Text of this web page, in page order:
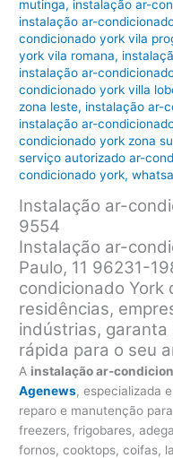
mutinga, instalação ar-
instalação ar-
condicionado york vila
york vila romana,
instalação ar-
condicionado york villa
zona leste, instalação ar-
instalação ar-
condicionado york zona
serviço autorizado ar-
condicionado york,
Instalação ar-
9554
Instalação ar-
Paulo, 11 96231-
condicionado York
residências,
indústrias, garanta
rápida para o seu
A instalação ar-
Agenews, especializada
reparo e manutenção
freezers, frigobares,
fornos, cooktops, coifas,